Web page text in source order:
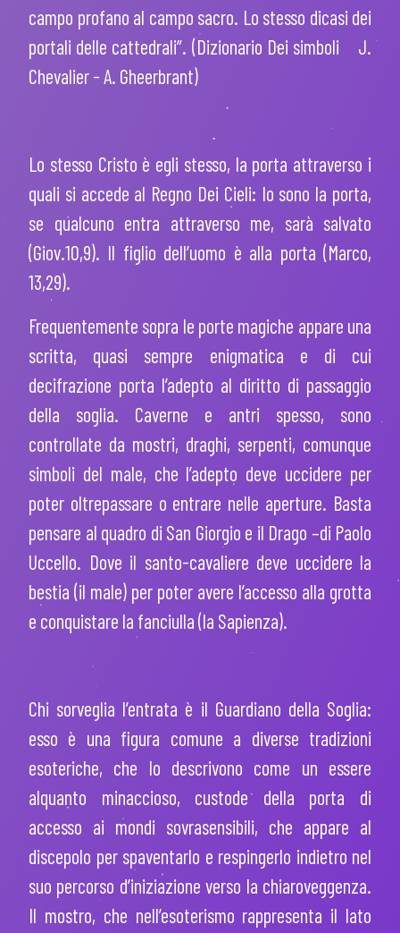
campo profano al campo sacro. Lo stesso dicasi dei
portali delle cattedrali”. (Dizionario Dei simboli J.
Chevalier - A. Gheerbrant)
Lo stesso Cristo è egli stesso, la porta attraverso i
quali si accede al Regno Dei Cieli: Io sono la porta,
se qualcuno entra attraverso me, sarà salvato
(Giov.10,9). Il figlio dell’uomo è alla porta (Marco,
13,29).
Frequentemente sopra le porte magiche appare una
scritta, quasi sempre enigmatica e di cui
decifrazione porta l’adepto al diritto di passaggio
della soglia. Caverne e antri spesso, sono
controllate da mostri, draghi, serpenti, comunque
simboli del male, che l’adepto deve uccidere per
poter oltrepassare o entrare nelle aperture. Basta
pensare al quadro di San Giorgio e il Drago –di Paolo
Uccello. Dove il santo-cavaliere deve uccidere la
bestia (il male) per poter avere l’accesso alla grotta
e conquistare la fanciulla (la Sapienza).
Chi sorveglia l’entrata è il Guardiano della Soglia:
esso è una figura comune a diverse tradizioni
esoteriche, che lo descrivono come un essere
alquanto minaccioso, custode della porta di
accesso ai mondi sovrasensibili, che appare al
discepolo per spaventarlo e respingerlo indietro nel
suo percorso d’iniziazione verso la chiaroveggenza.
Il mostro, che nell’esoterismo rappresenta il lato